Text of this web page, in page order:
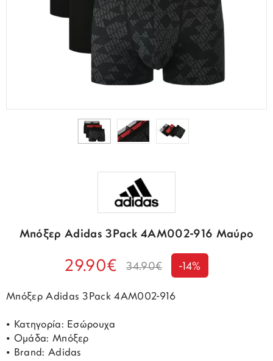
Μπόξερ Adidas 3Pack 4AM002-916 Μαύρο
29.90€ 34.90€ -14%
Μπόξερ Adidas 3Pack 4AM002-916
• Κατηγορία: Εσώρουχα
• Ομάδα: Μπόξερ
• Brand: Adidas